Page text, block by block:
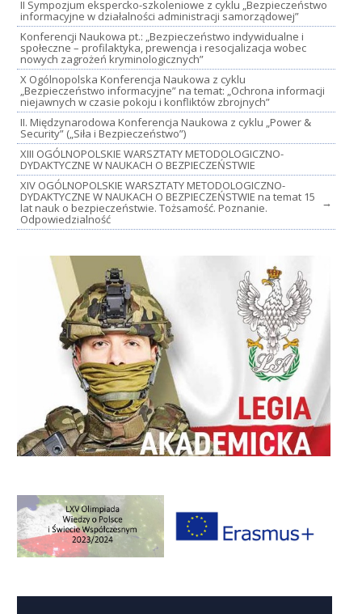
II Sympozjum ekspercko-szkoleniowe z cyklu „Bezpieczeństwo
informacyjne w działalności administracji samorządowej”
Konferencji Naukowa pt.: „Bezpieczeństwo indywidualne i
społeczne – profilaktyka, prewencja i resocjalizacja wobec
nowych zagrożeń kryminologicznych”
X Ogólnopolska Konferencja Naukowa z cyklu
„Bezpieczeństwo informacyjne” na temat: „Ochrona informacji
niejawnych w czasie pokoju i konfliktów zbrojnych”
II. Międzynarodowa Konferencja Naukowa z cyklu „Power &
Security” („Siła i Bezpieczeństwo”)
XIII OGÓLNOPOLSKIE WARSZTATY METODOLOGICZNO-
DYDAKTYCZNE W NAUKACH O BEZPIECZEŃSTWIE
XIV OGÓLNOPOLSKIE WARSZTATY METODOLOGICZNO-
DYDAKTYCZNE W NAUKACH O BEZPIECZEŃSTWIE na temat 15
lat nauk o bezpieczeństwie. Tożsamość. Poznanie.
Odpowiedzialność
→